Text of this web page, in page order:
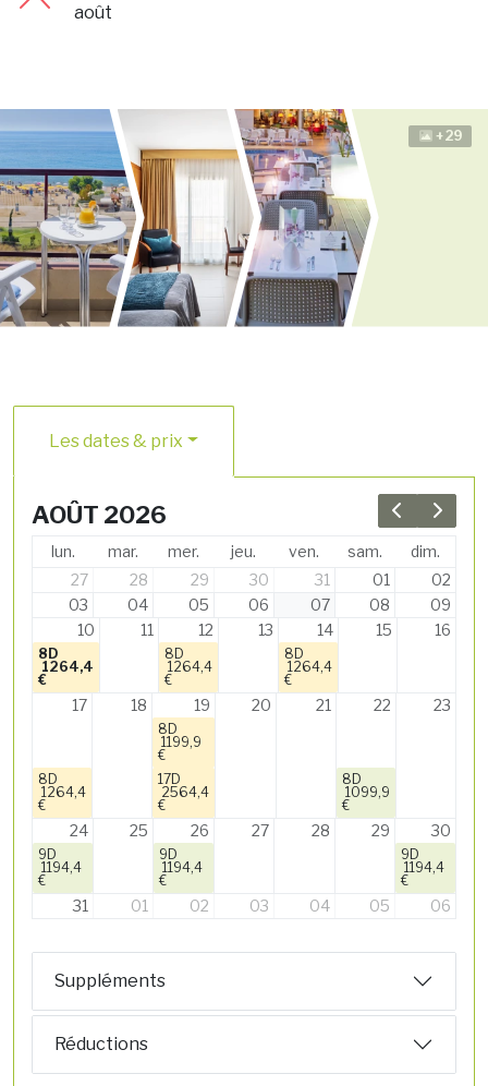
août
+29
Les dates & prix
Previous
Next
AOÛT 2026
lun. mar. mer. jeu. ven. sam.
dim.
27
28 29 30 31 01
02
03
04 05 06 07 08
09
10
8D
1264,4
€
11 12
8D
1264,4
€
13 14
8D
1264,4
€
15 16
17
8D
1264,4
€
18 19
8D
1199,9
€
17D
2564,4
€
20 21 22
8D
1099,9
€
23
24
9D
1194,4
€
25 26
9D
1194,4
€
27 28 29 30
9D
1194,4
€
31 01 02 03 04 05 06
Suppléments
Réductions